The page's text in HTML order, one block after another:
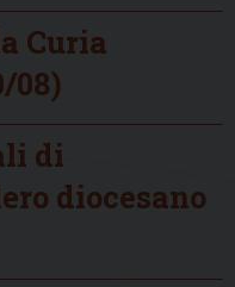
Curia
08)
di
diocesano